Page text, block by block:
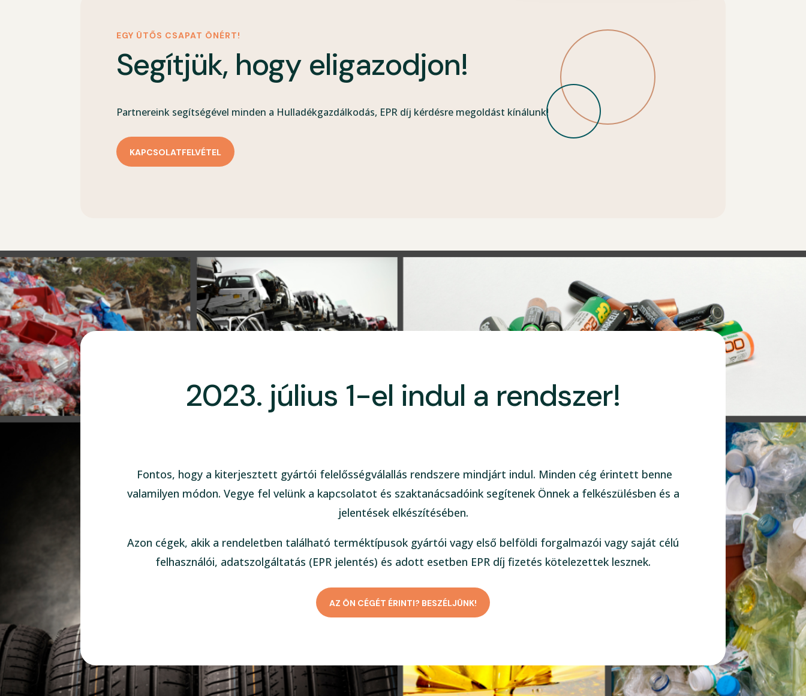
EGY ÜTŐS CSAPAT ÖNÉRT!
Segítjük, hogy eligazodjon!
Partnereink segítségével minden a Hulladékgazdálkodás, EPR díj kérdésre megoldást kínálunk!
KAPCSOLATFELVÉTEL
2023. július 1-el indul a rendszer!
Fontos, hogy a kiterjesztett gyártói felelősségválallás rendszere mindjárt indul. Minden cég érintett benne
valamilyen módon. Vegye fel velünk a kapcsolatot és szaktanácsadóink segítenek Önnek a felkészülésben és a
jelentések elkészítésében.
Azon cégek, akik a rendeletben található terméktípusok gyártói vagy első belföldi forgalmazói vagy saját célú
felhasználói, adatszolgáltatás (EPR jelentés) és adott esetben EPR díj fizetés kötelezettek lesznek.
AZ ÖN CÉGÉT ÉRINTI? BESZÉLJÜNK!